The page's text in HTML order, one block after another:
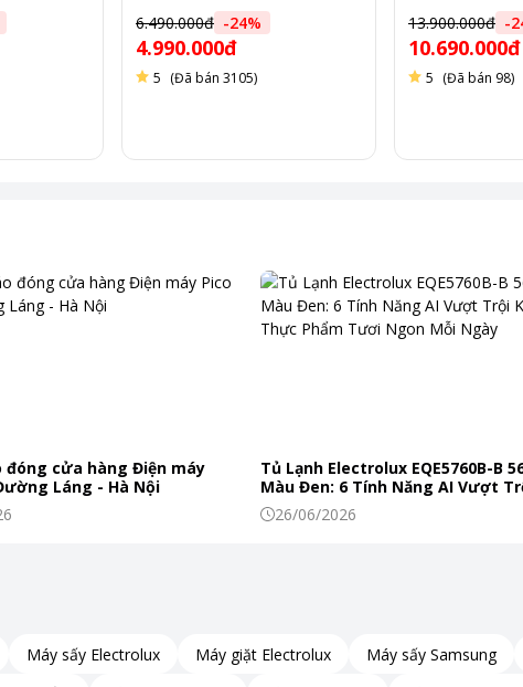
6.490.000đ -24%
4.990.000đ
5 (Đã bán 3105)
13.900.000đ -
10.690.000đ
5 (Đã bán 98)
đóng cửa hàng Điện máy
Láng - Hà Nội
Tủ Lạnh Electrolux EQE5760B-B
Màu Đen: 6 Tính Năng AI Vượt
Khiến Thực Phẩm Tươi Ngon Mỗi
26/06/2026
Máy sấy Electrolux Máy giặt Electrolux Máy sấy Samsung